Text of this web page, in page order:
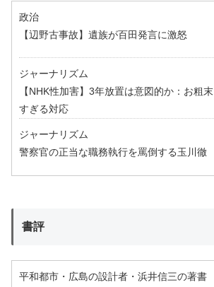
政治
【辺野古事故】遺族が百田発言に激怒
ジャーナリズム
【NHK性加害】3年放置は意図的か：お粗末
すぎる対応
ジャーナリズム
警察官の正当な職務執行を罵倒する玉川徹
書評
平和都市・広島の設計者・浜井信三の著書